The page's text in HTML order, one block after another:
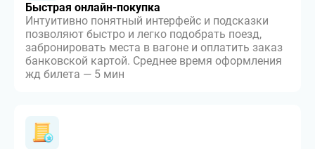
Быстрая онлайн-покупка
Интуитивно понятный интерфейс и подсказки
позволяют быстро и легко подобрать поезд,
забронировать места в вагоне и оплатить заказ
банковской картой. Среднее время оформления
жд билета — 5 мин